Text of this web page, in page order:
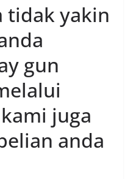
tidak yakin
gun
juga
anda